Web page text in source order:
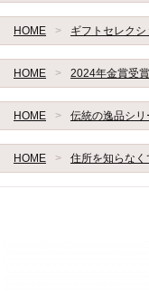
HOME > ギフトセレクシ
HOME > 2024年金賞受賞
HOME > 伝統の逸品シリ
HOME > 住所を知らなく